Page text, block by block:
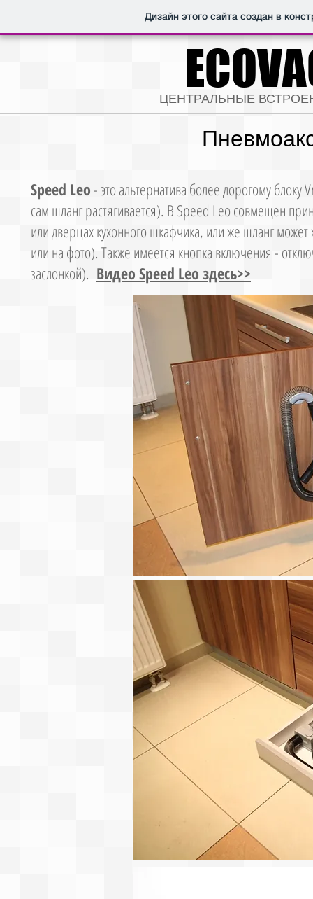
Дизайн этого сайта создан в
ЦЕНТРАЛЬНЫЕ
Speed Leo- это альтернатива более дорогому блоку
сам шланг растягивается). В Speed Leo совмещен
или дверцах кухонного шкафчика, или же шланг
или на фото). Также имеется кнопка включения -
заслонкой). Видео Speed Leo здесь>>